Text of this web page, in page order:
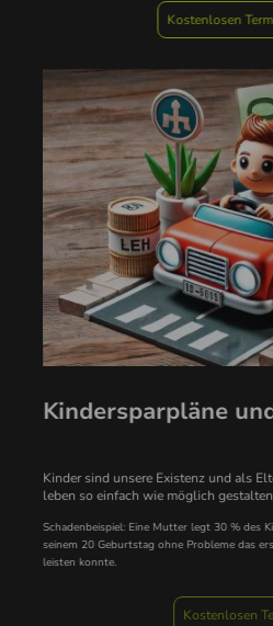
Kostenlosen
Kindersparpläne und
Kinder sind unsere Existenz und als
leben so einfach wie möglich gestalten.
Schadenbeispiel: Eine Mutter legt 30 % des
seinem 20 Geburtstag ohne Probleme das
leisten konnte.
Kostenlosen